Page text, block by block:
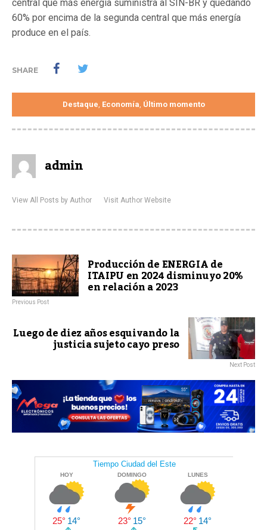
central que más energía suministra al SIN-BR y quedando
60% por encima de la segunda central que más energía
produce en el país.
SHARE
Destaque, Economía, Último momento
admin
View All Posts by Author Visit Author Website
Producción de ENERGIA de
ITAIPU en 2024 disminuyo 20%
en relación a 2023
Previous Post
Luego de diez años esquivando la
justicia sujeto cayo preso
Next Post